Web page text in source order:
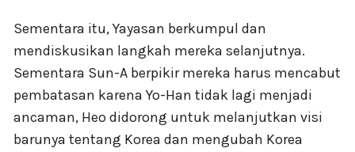
Sementara itu, Yayasan berkumpul dan
mendiskusikan langkah mereka selanjutnya.
Sementara Sun-A berpikir mereka harus mencabut
pembatasan karena Yo-Han tidak lagi menjadi
ancaman, Heo didorong untuk melanjutkan visi
barunya tentang Korea dan mengubah Korea